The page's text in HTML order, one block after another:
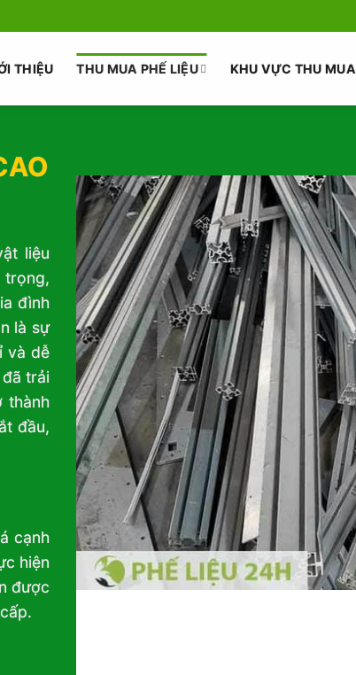
THIỆU THU MUA PHẾ LIỆU KHU VỰC THU MUA
liệu
đình
là sự
và dễ
trải
thành
đầu,
cạnh
hiện
được